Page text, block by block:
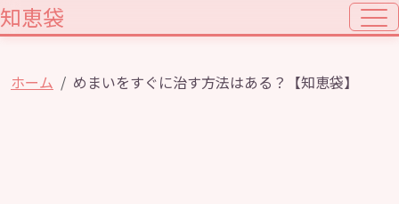
知恵袋
ホーム めまいをすぐに治す方法はある？【知恵袋】